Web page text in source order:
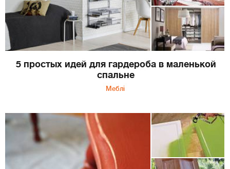
5 простых идей для гардероба в маленькой
спальне
Меблі